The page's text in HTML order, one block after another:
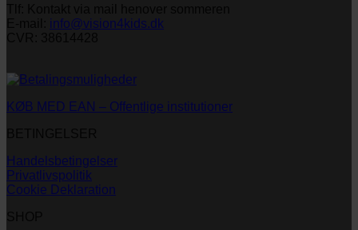
info@vision4kids.dk
KØB MED EAN – Offentlige institutioner
Handelsbetingelser
Privatlivspolitik
Cookie Deklaration